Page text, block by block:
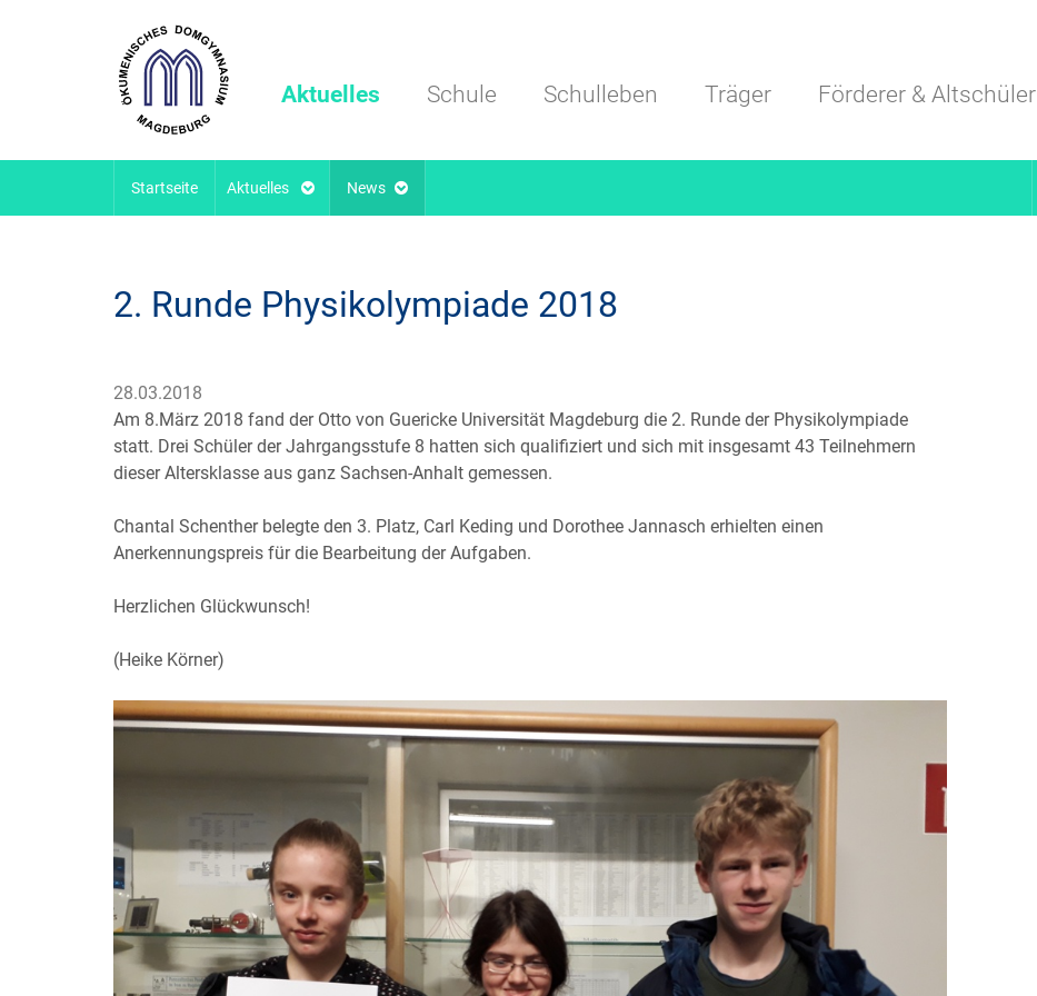
Aktuelles Schule Schulleben Träger Förderer & Altschüler
Startseite Aktuelles News
2. Runde Physikolympiade 2018
28.03.2018
Am 8.März 2018 fand der Otto von Guericke Universität Magdeburg die 2. Runde der Physikolympiade
statt. Drei Schüler der Jahrgangsstufe 8 hatten sich qualifiziert und sich mit insgesamt 43 Teilnehmern
dieser Altersklasse aus ganz Sachsen-Anhalt gemessen.
Chantal Schenther belegte den 3. Platz, Carl Keding und Dorothee Jannasch erhielten einen
Anerkennungspreis für die Bearbeitung der Aufgaben.
Herzlichen Glückwunsch!
(Heike Körner)